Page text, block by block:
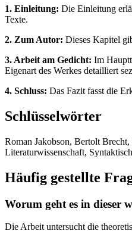
1. Einleitung: Die Einleitung
Texte.
2. Zum Autor: Dieses Kapitel
3. Arbeit am Gedicht: Im
Eigenart des Werkes detailliert
4. Schluss: Das Fazit fasst die
Schlüsselwörter
Roman Jakobson, Bertolt
Literaturwissenschaft,
Häufig gestellte
Worum geht es in dieser
Die Arbeit untersucht die